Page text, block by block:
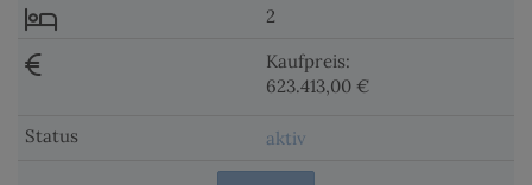
2
Kaufpreis:
623.413,00 €
aktiv